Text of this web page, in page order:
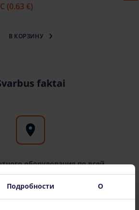
(0.63 €)
В КОРЗИНУ
faktai
оборудования по всей
Литве
можно найти в крупных
Подробности О